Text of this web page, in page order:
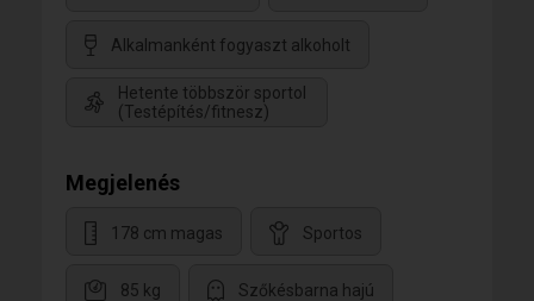
Alkalmanként fogyaszt alkoholt
Hetente többször sportol
(Testépítés/fitnesz)
Megjelenés
178 cm magas Sportos
85 kg Szőkésbarna hajú